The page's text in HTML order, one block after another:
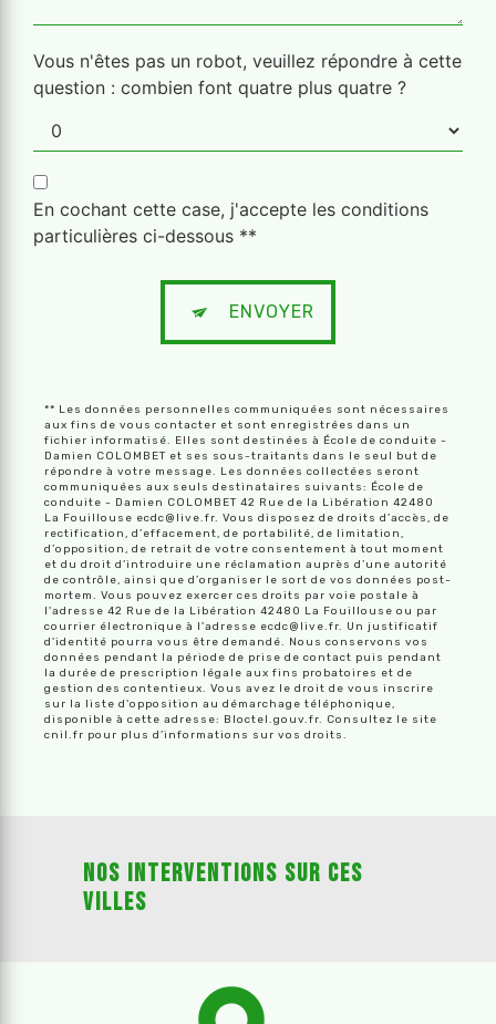
Vous n'êtes pas un robot, veuillez répondre à cette
question : combien font quatre plus quatre ?
En cochant cette case, j'accepte les conditions
particulières ci-dessous **
ENVOYER
** Les données personnelles communiquées sont nécessaires
aux fins de vous contacter et sont enregistrées dans un
fichier informatisé. Elles sont destinées à École de conduite -
Damien COLOMBET et ses sous-traitants dans le seul but de
répondre à votre message. Les données collectées seront
communiquées aux seuls destinataires suivants: École de
conduite - Damien COLOMBET 42 Rue de la Libération 42480
La Fouillouse ecdc@live.fr. Vous disposez de droits d’accès, de
rectification, d’effacement, de portabilité, de limitation,
d’opposition, de retrait de votre consentement à tout moment
et du droit d’introduire une réclamation auprès d’une autorité
de contrôle, ainsi que d’organiser le sort de vos données post-
mortem. Vous pouvez exercer ces droits par voie postale à
l'adresse 42 Rue de la Libération 42480 La Fouillouse ou par
courrier électronique à l'adresse ecdc@live.fr. Un justificatif
d'identité pourra vous être demandé. Nous conservons vos
données pendant la période de prise de contact puis pendant
la durée de prescription légale aux fins probatoires et de
gestion des contentieux. Vous avez le droit de vous inscrire
sur la liste d'opposition au démarchage téléphonique,
disponible à cette adresse: Bloctel.gouv.fr. Consultez le site
cnil.fr pour plus d’informations sur vos droits.
Nos interventions sur ces
villes